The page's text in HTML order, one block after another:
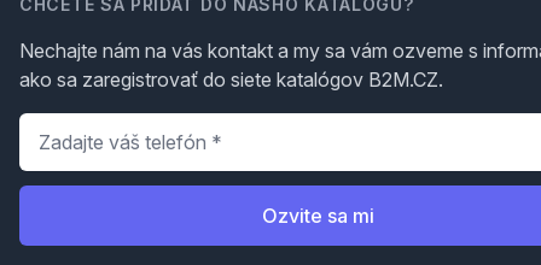
CHCETE SA PRIDAŤ DO NÁŠHO KATALÓGU?
Nechajte nám na vás kontakt a my sa vám ozveme s
ako sa zaregistrovať do siete katalógov B2M.CZ.
Telefón
Ozvite sa mi